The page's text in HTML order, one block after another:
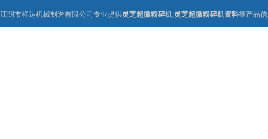
江阴市祥达机械制造有限公司专业提供灵芝超微粉碎机,灵芝超微粉碎机资料等产品